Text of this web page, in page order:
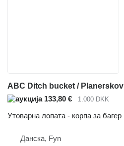
ABC Ditch bucket / Planerskovl
133,80 €
1.000 DKK
Утоварна лопата - корпа за багер
Данска, Fyn